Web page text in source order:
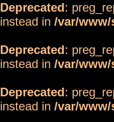
Deprecated:
instead in /var/
Deprecated:
instead in /var/
Deprecated:
instead in /var/